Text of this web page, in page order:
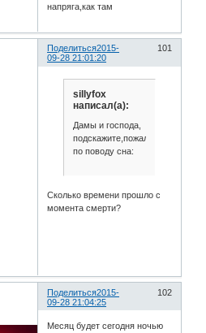
напряга,как там
Поделиться 101
2015-
09-28 21:01:20
sillyfox
написал(а):
Дамы и господа,
подскажите,пожалуйста,
по поводу сна:
Сколько времени прошло с
момента смерти?
Поделиться 102
2015-
09-28 21:04:25
Месяц будет сегодня ночью